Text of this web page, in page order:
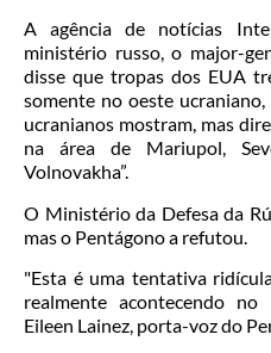
A agência de notícias
ministério russo, o major-
disse que tropas dos EUA
somente no oeste ucraniano,
ucranianos mostram, mas
na área de Mariupol,
Volnovakha”.
O Ministério da Defesa da
mas o Pentágono a refutou.
"Esta é uma tentativa
realmente acontecendo no
Eileen Lainez, porta-voz do